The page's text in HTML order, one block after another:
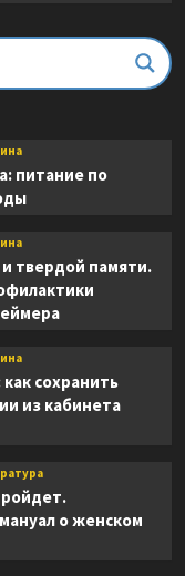
и не
питание по
твердой памяти.
сохранить
из кабинета
о женском